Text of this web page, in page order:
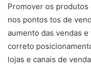
Promover os produtos
nos pontos tos de
aumento das vendas
correto
lojas e canais de